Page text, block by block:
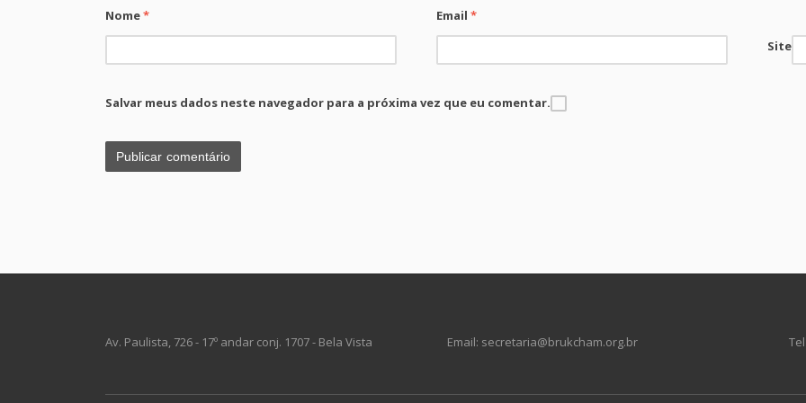
Nome* Email*
Site
Salvar meus dados neste navegador para a próxima vez que eu comentar.
Av. Paulista, 726 - 17º andar conj. 1707 - Bela Vista Email: secretaria@brukcham.org.br